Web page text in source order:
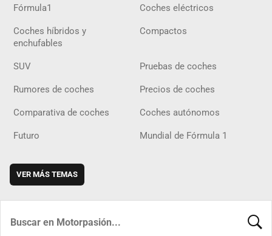
Fórmula1 Coches eléctricos
Coches híbridos y
enchufables
Compactos
SUV Pruebas de coches
Rumores de coches Precios de coches
Comparativa de coches Coches autónomos
Futuro Mundial de Fórmula 1
VER MÁS TEMAS